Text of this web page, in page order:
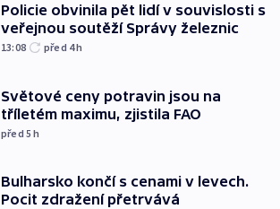
Policie obvinila pět lidí v souvislosti s
veřejnou soutěží Správy železnic
13:08 před 4h
Světové ceny potravin jsou na
tříletém maximu, zjistila FAO
před 5h
Bulharsko končí s cenami v levech.
Pocit zdražení přetrvává